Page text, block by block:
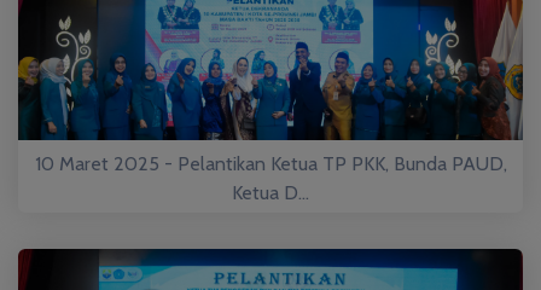
10 Maret 2025 - Pelantikan Ketua TP PKK, Bunda PAUD,
Ketua D...